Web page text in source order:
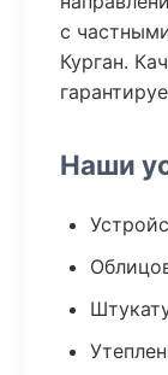
с
Курган.
Наши